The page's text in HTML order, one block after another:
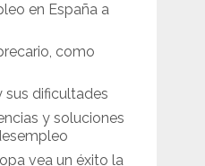
en España a
como
sus dificultades
y soluciones
vea un éxito la